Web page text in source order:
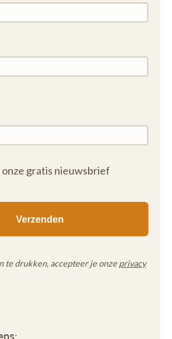
onze gratis nieuwsbrief
te drukken, accepteer je onze privacy